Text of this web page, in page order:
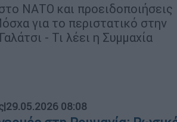
ΝΑΤΟ και προειδοποιήσεις
για το περιστατικό στην
- Τι λέει η Συμμαχία
|29.05.2026 08:08